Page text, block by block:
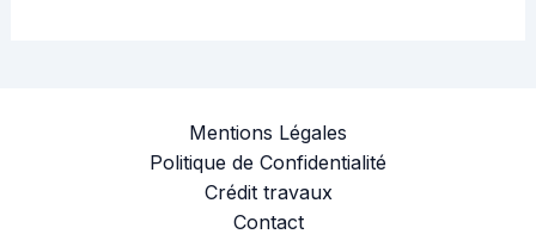
Mentions Légales
Politique de Confidentialité
Crédit travaux
Contact